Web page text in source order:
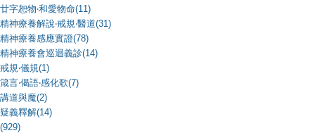
廿字恕物‧和愛物命(11)
精神療養解說‧戒規‧醫道(31)
精神療養感應實證(78)
精神療養會巡迴義診(14)
戒規‧儀規(1)
箴言‧偈語‧感化歌(7)
講道與魔(2)
疑義釋解(14)
(929)